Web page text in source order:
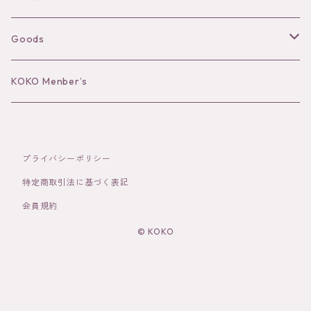
Long sleeve
Ear Cuff
Bracelet／Bangle
Brooch
Hair Accessories
Goods
Hat
Socks
KOKO Menber’s
プライバシーポリシー
特定商取引法に基づく表記
会員規約
© KOKO